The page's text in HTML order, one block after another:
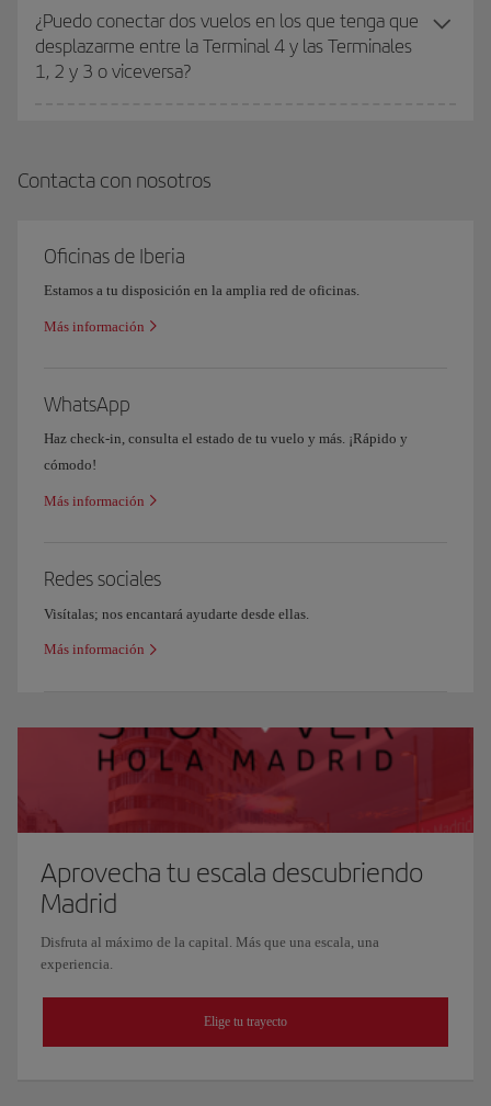
¿Puedo conectar dos vuelos en los que tenga que
desplazarme entre la Terminal 4 y las Terminales
1, 2 y 3 o viceversa?
Contacta con nosotros
Oficinas de Iberia
Estamos a tu disposición en la amplia red de oficinas.
Más información
WhatsApp
Haz check-in, consulta el estado de tu vuelo y más. ¡Rápido y
cómodo!
Más información
Redes sociales
Visítalas; nos encantará ayudarte desde ellas.
Más información
Aprovecha tu escala descubriendo
Madrid
Disfruta al máximo de la capital. Más que una escala, una
experiencia.
Elige tu trayecto